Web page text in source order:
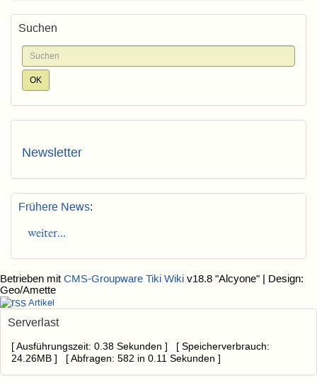
Suchen
Newsletter
Frühere News:
weiter...
Betrieben mit CMS-Groupware Tiki Wiki v18.8 "Alcyone" | Design:
Geo/Amette
Artikel
Serverlast
[ Ausführungszeit: 0.38 Sekunden ] [ Speicherverbrauch:
24.26MB ] [ Abfragen: 582 in 0.11 Sekunden ]